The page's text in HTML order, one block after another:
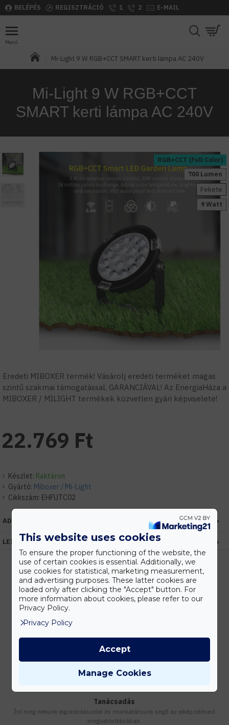
BELÉPÉS REGISZTRÁCIÓ 1 2 E-MAIL
Mi-Light 9 W RGB+CCT SMART kerti lámpa AC 240V
Mi-Light 9 W RGB+CCT
SMART kerti lámpa AC 240V
RGB+CCT (Full Color)
700 Lumen
9 Watt
Fekete
Eredeti MIBOXER termék! Vásárolj eredeti terméket magas
szintű szakmai támogatással, GARANCIÁVAL! Az EnergiaHáza a
MIBOXER / MILIGHT termékek közvetlen gyári képviselete!
Készlet: Raktáron
Gyártó: Miboxer / Mi-Light
Cikkszám: EHFUTC02
22.769 Ft
ADATOK
LEÍRÁS
Kedvezmények
Vásárolj nagyobb mennyiségben és megadjuk a legjobb gyártói árakat.
Gyors kiszállítás
Készleten lévő termékeinket akár 24 órán belül megkaphatod!
Tanácsadás
Írd meg nekünk elgondolásodat és munkatársunk segít az elképzeléseid
megvalósításában.
This website uses cookies
To ensure the proper functioning of the website, the
use of certain cookies is essential. Additionally, we
use cookies for statistical, marketing measurement,
and advertising purposes. These latter cookies are
loaded only after clicking the "Accept" button. For
more information about cookies, please refer to our
Privacy Policy.
Privacy Policy
Manage Cookies
Accept